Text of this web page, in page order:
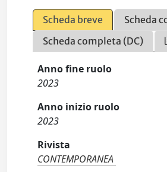
Scheda breve
Scheda
Scheda completa (DC)
Anno fine ruolo
2023
Anno inizio ruolo
2023
Rivista
CONTEMPORANEA